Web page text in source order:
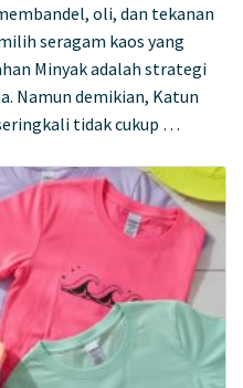
oli, dan tekanan
seragam kaos yang
Minyak adalah strategi
Namun demikian, Katun
tidak cukup …